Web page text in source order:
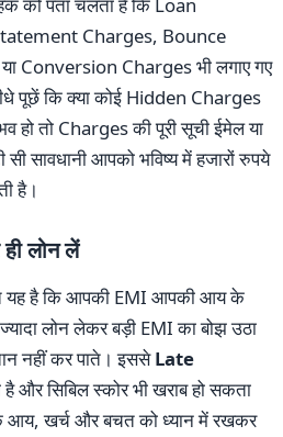
Charges, Bounce
Conversion Charges भी लगाए गए
पूछें कि क्या कोई Hidden Charges
हो तो Charges की पूरी सूची ईमेल या
सावधानी आपको भविष्य में हजारों रुपये
है।
लोन लें
यह है कि आपकी EMI आपकी आय के
लोन लेकर बड़ी EMI का बोझ उठा
नहीं कर पाते। इससेLate
और सिबिल स्कोर भी खराब हो सकता
आय, खर्च और बचत को ध्यान में रखकर